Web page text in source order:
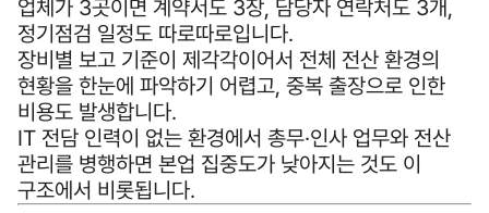
업체가 3곳이면 계약서도 3장, 담당자 연락처도 3개,
정기점검 일정도 따로따로입니다.
장비별 보고 기준이 제각각이어서 전체 전산 환경의
현황을 한눈에 파악하기 어렵고, 중복 출장으로 인한
비용도 발생합니다.
IT 전담 인력이 없는 환경에서 총무·인사 업무와 전산
관리를 병행하면 본업 집중도가 낮아지는 것도 이
구조에서 비롯됩니다.